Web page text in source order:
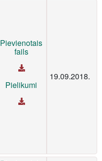
Pievienotais
fails
Pielikumi
19.09.2018.